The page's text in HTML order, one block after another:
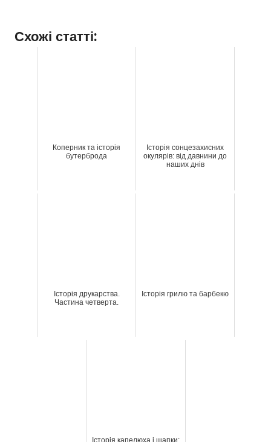
Схожі статті:
Коперник та історія
бутерброда
Історія сонцезахисних
окулярів: від давнини до
наших днів
Історія друкарства.
Частина четверта.
Історія грилю та барбекю
Історія капелюха і шапки: